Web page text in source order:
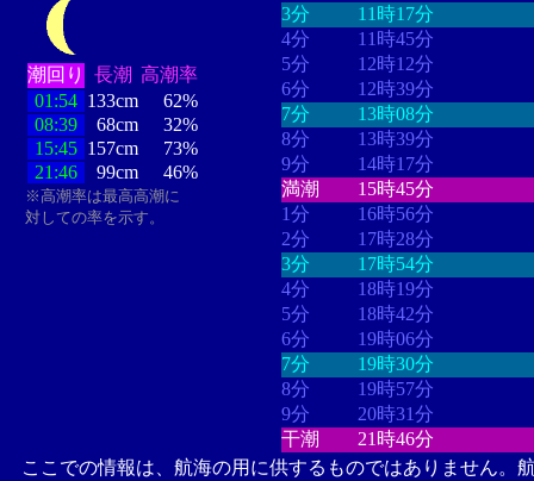
潮回り 長潮 高潮率
01:54 133cm
62%
08:39
68cm
32%
15:45 157cm
73%
21:46
99cm 46%
※高潮率は最高高潮に
対しての率を示す。
3分
11時17分
4分
11時45分
5分
12時12分
6分
12時39分
7分
13時08分
8分
13時39分
9分
14時17分
満潮
15時45分
1分
16時56分
2分
17時28分
3分
17時54分
4分
18時19分
5分
18時42分
6分
19時06分
7分
19時30分
8分
19時57分
9分
20時31分
干潮
21時46分
ここでの情報は、航海の用に供するものではありません。